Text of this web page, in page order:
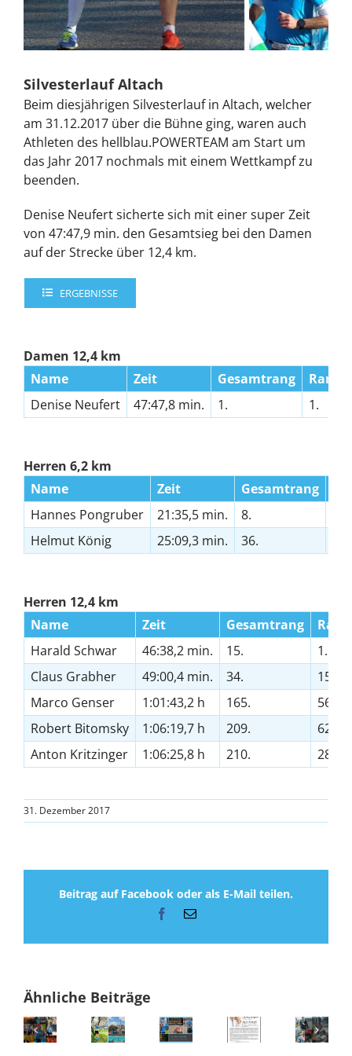
Silvesterlauf Altach
Beim diesjährigen Silvesterlauf in Altach, welcher
am 31.12.2017 über die Bühne ging, waren auch
Athleten des hellblau.POWERTEAM am Start um
das Jahr 2017 nochmals mit einem Wettkampf zu
beenden.
Denise Neufert sicherte sich mit einer super Zeit
von 47:47,9 min. den Gesamtsieg bei den Damen
auf der Strecke über 12,4 km.
ERGEBNISSE
Damen 12,4 km
Name
Zeit Gesamtrang
Rang
Denise Neufert
47:47,8 min. 1. 1.
Herren 6,2 km
Name
Zeit Gesamtrang
Hannes Pongruber
21:35,5 min. 8.
Helmut König
25:09,3 min. 36.
Herren 12,4 km
Name
Zeit Gesamtrang
Harald Schwar
46:38,2 min. 15.
1.
Claus Grabher
49:00,4 min. 34.
15.
Marco Genser
1:01:43,2 h 165.
56.
Robert Bitomsky
1:06:19,7 h 209.
62.
Anton Kritzinger
1:06:25,8 h 210. 28.
31. Dezember 2017
Beitrag auf Facebook oder als E-Mail teilen.
Facebook
E-
Ähnliche Beiträge